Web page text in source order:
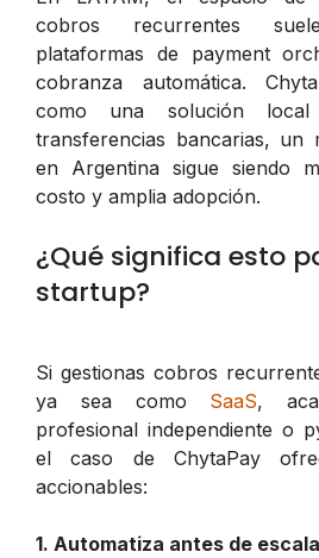
cobros recurrentes
plataformas de payment
cobranza automática.
como una solución local
transferencias bancarias, un
en Argentina sigue siendo
costo y amplia adopción.
¿Qué significa esto
startup?
Si gestionas cobros
ya sea como SaaS,
profesional independiente o
el caso de ChytaPay
accionables:
1. Automatiza antes de